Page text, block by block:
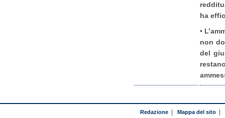
ha
•
non
del
Redazione Mappa del sito